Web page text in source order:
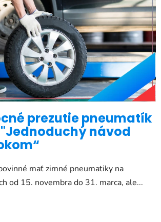
prezutie pneumatík
návod
mať zimné pneumatiky na
od 15. novembra do 31. marca, ale...